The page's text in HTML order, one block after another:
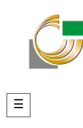
Toggle
navigation
☰